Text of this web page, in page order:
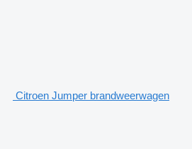
Citroen Jumper brandweerwagen